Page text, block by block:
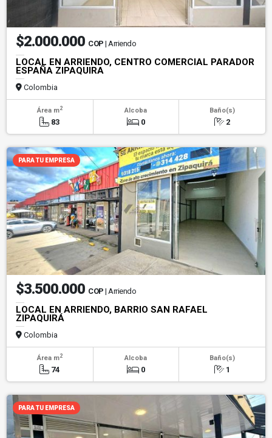
$2.000.000 COP | Arriendo
LOCAL EN ARRIENDO, CENTRO COMERCIAL PARADOR
ESPAÑA ZIPAQUIRA
Colombia
Área m2
83
Alcoba
0
Baño(s)
2
PARA TU EMPRESA
$3.500.000 COP | Arriendo
LOCAL EN ARRIENDO, BARRIO SAN RAFAEL
ZIPAQUIRÁ
Colombia
Área m2
74
Alcoba
0
Baño(s)
1
PARA TU EMPRESA